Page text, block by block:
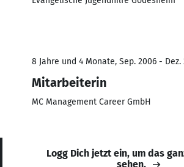
8 Jahre und 4 Monate, Sep. 2006 - Dez.
Mitarbeiterin
MC Management Career GmbH
Logg Dich jetzt ein, um das
sehen.